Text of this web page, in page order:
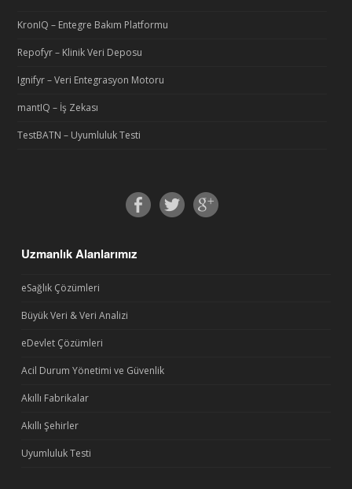
KronIQ – Entegre Bakım Platformu
Repofyr – Klinik Veri Deposu
Ignifyr – Veri Entegrasyon Motoru
mantIQ – İş Zekası
TestBATN – Uyumluluk Testi
Uzmanlık Alanlarımız
eSağlık Çözümleri
Büyük Veri & Veri Analizi
eDevlet Çözümleri
Acil Durum Yönetimi ve Güvenlik
Akıllı Fabrikalar
Akıllı Şehirler
Uyumluluk Testi